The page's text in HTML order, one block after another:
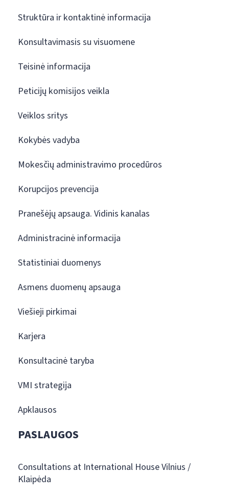
Struktūra ir kontaktinė informacija
Konsultavimasis su visuomene
Teisinė informacija
Peticijų komisijos veikla
Veiklos sritys
Kokybės vadyba
Mokesčių administravimo procedūros
Korupcijos prevencija
Pranešėjų apsauga. Vidinis kanalas
Administracinė informacija
Statistiniai duomenys
Asmens duomenų apsauga
Viešieji pirkimai
Karjera
Konsultacinė taryba
VMI strategija
Apklausos
PASLAUGOS
Consultations at International House Vilnius /
Klaipėda